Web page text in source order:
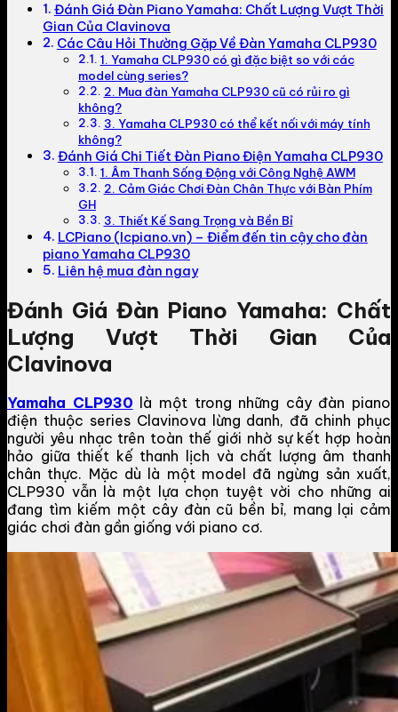
Đánh Giá Đàn Piano Yamaha: Chất Lượng Vượt Thời
Gian Của Clavinova
Các Câu Hỏi Thường Gặp Về Đàn Yamaha CLP930
1. Yamaha CLP930 có gì đặc biệt so với các
model cùng series?
2. Mua đàn Yamaha CLP930 cũ có rủi ro gì
không?
3. Yamaha CLP930 có thể kết nối với máy tính
không?
Đánh Giá Chi Tiết Đàn Piano Điện Yamaha CLP930
1. Âm Thanh Sống Động với Công Nghệ AWM
2. Cảm Giác Chơi Đàn Chân Thực với Bàn Phím
GH
3. Thiết Kế Sang Trọng và Bền Bỉ
LCPiano (lcpiano.vn) – Điểm đến tin cậy cho đàn
piano Yamaha CLP930
Liên hệ mua đàn ngay
Đánh Giá Đàn Piano Yamaha: Chất
Lượng Vượt Thời Gian Của
Clavinova
Yamaha CLP930 là một trong những cây đàn piano
điện thuộc series Clavinova lừng danh, đã chinh phục
người yêu nhạc trên toàn thế giới nhờ sự kết hợp hoàn
hảo giữa thiết kế thanh lịch và chất lượng âm thanh
chân thực. Mặc dù là một model đã ngừng sản xuất,
CLP930 vẫn là một lựa chọn tuyệt vời cho những ai
đang tìm kiếm một cây đàn cũ bền bỉ, mang lại cảm
giác chơi đàn gần giống với piano cơ.